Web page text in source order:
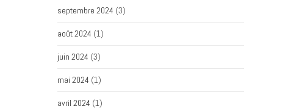
septembre 2024 (3)
août 2024 (1)
juin 2024 (3)
mai 2024 (1)
avril 2024 (1)